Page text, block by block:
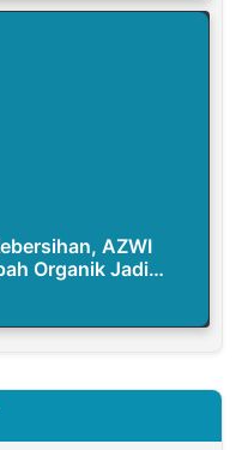
AZWI
Organik Jadi